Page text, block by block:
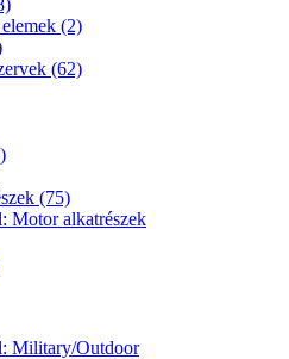
(2)
(62)
(75)
Motor alkatrészek
Military/Outdoor